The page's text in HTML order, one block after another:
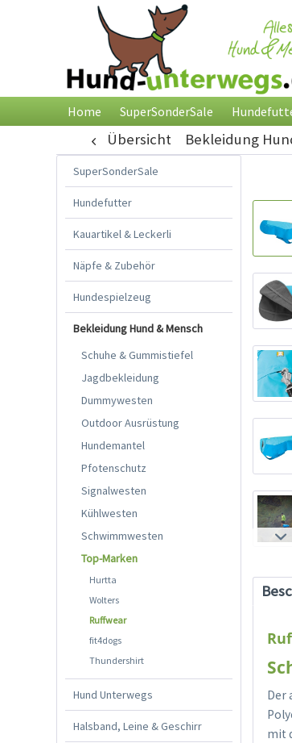
Home SuperSonderSale
Übersicht Bekleidung
SuperSonderSale
Hundefutter
Kauartikel & Leckerli
Näpfe & Zubehör
Hundespielzeug
Bekleidung Hund & Mensch
Schuhe & Gummistiefel
Jagdbekleidung
Dummywesten
Outdoor Ausrüstung
Hundemantel
Pfotenschutz
Signalwesten
Kühlwesten
Schwimmwesten
Top-Marken
Hurtta
Wolters
Ruffwear
fit4dogs
Thundershirt
Hund Unterwegs
Halsband, Leine & Geschirr
Der
mit